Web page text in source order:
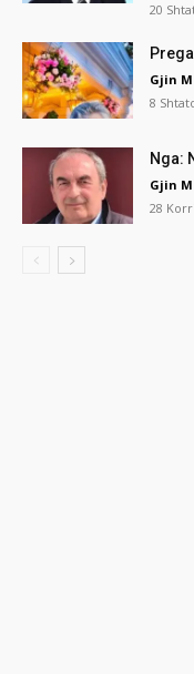
20
Gjin
8
Nga:
Gjin
28